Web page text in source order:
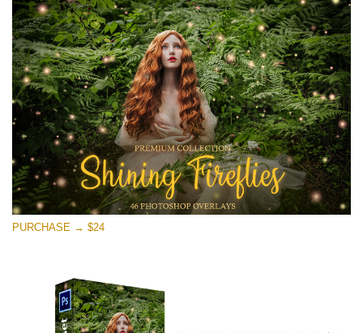
Small 800*533px
Shining Fireflies
(46 Overlays)
Large 6000*4000px
Fairy Tale (344 Overlays)
Large 6000*4000px
Entire Collection
(1783 Overlays)
PURCHASE → $24